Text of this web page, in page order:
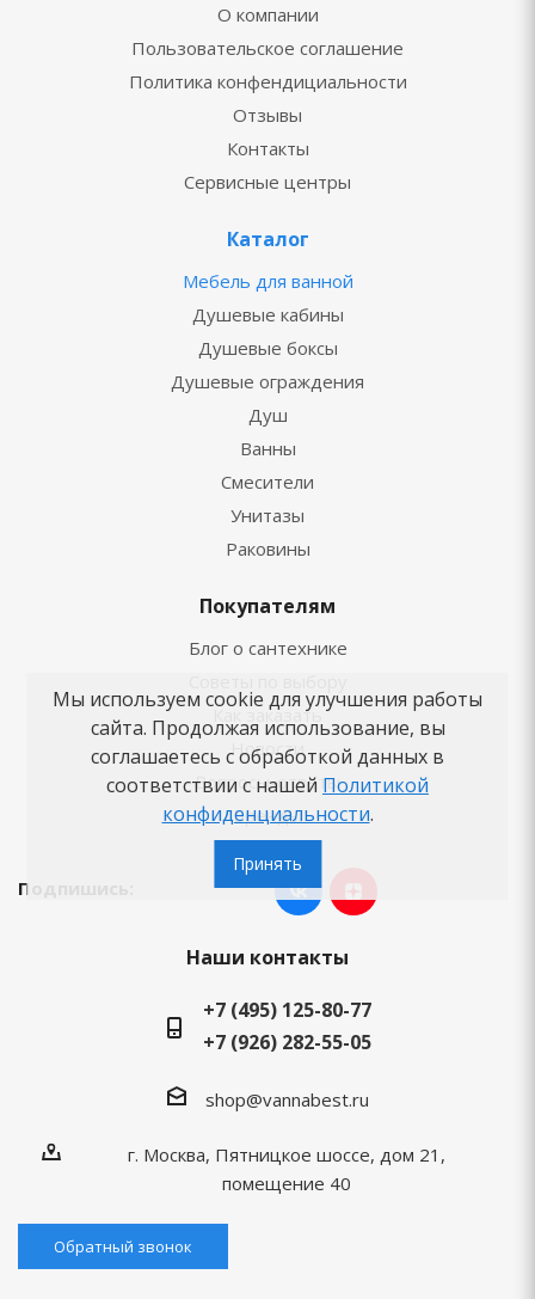
О компании
Пользовательское соглашение
Политика конфендициальности
Отзывы
Контакты
Сервисные центры
Каталог
Мебель для ванной
Душевые кабины
Душевые боксы
Душевые ограждения
Душ
Ванны
Смесители
Унитазы
Раковины
Покупателям
Блог о сантехнике
Как заказать
Новости
Вопросы-ответы
Бренды
Подпишись:
Наши контакты
+7 (495) 125-80-77
+7 (926) 282-55-05
shop@vannabest.ru
г. Москва, Пятницкое шоссе, дом 21,
помещение 40
Обратный звонок
Мы используем cookie для улучшения работы
сайта. Продолжая использование, вы
соглашаетесь с обработкой данных в
соответствии с нашей Политикой
конфиденциальности.
Принять